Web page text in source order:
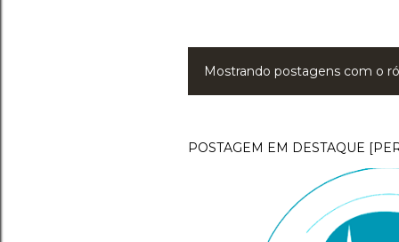
P
s
Mostrando postagens com o
POSTAGEM EM DESTAQUE